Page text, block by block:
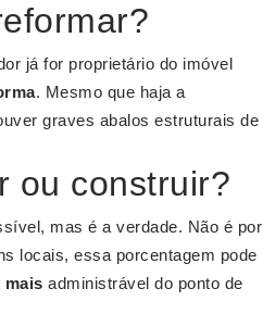
já for proprietário do imóvel
. Mesmo que haja a
graves abalos estruturais de
ou construir?
mas é a verdade. Não é por
locais, essa porcentagem pode
mais administrável do ponto de